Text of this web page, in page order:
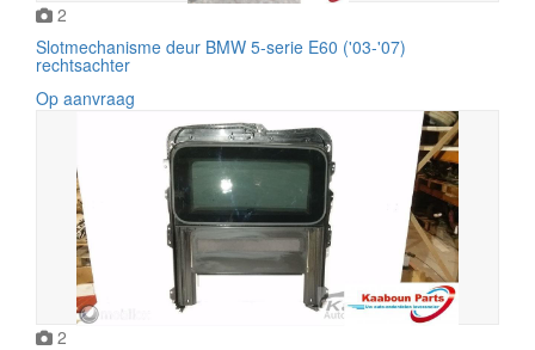
2
Slotmechanisme deur BMW 5-serie E60 ('03-'07)
rechtsachter
Op aanvraag
2